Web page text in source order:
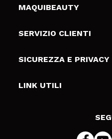
MAQUIBEAUTY
Chi siamo
Gift Cards
SERVIZIO CLIENTI
Spedizioni & Resi
Metodi di
SICUREZZA E PRIVACY
Termini e condizioni
LINK UTILI